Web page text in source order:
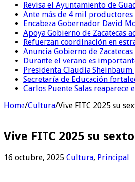
Revisa el Ayuntamiento de
Ante más de 4 mil productores
Encabeza Gobernador David
Apoya Gobierno de Zacatecas
Refuerzan coordinación en
Anuncia Gobierno de
Durante el verano es
Presidenta Claudia
Secretaría de Educación
Carlos Puente Salas
Home/Cultura/Vive FITC 2025 su
Vive FITC 2025 su
16 octubre, 2025 Cultura, Principal